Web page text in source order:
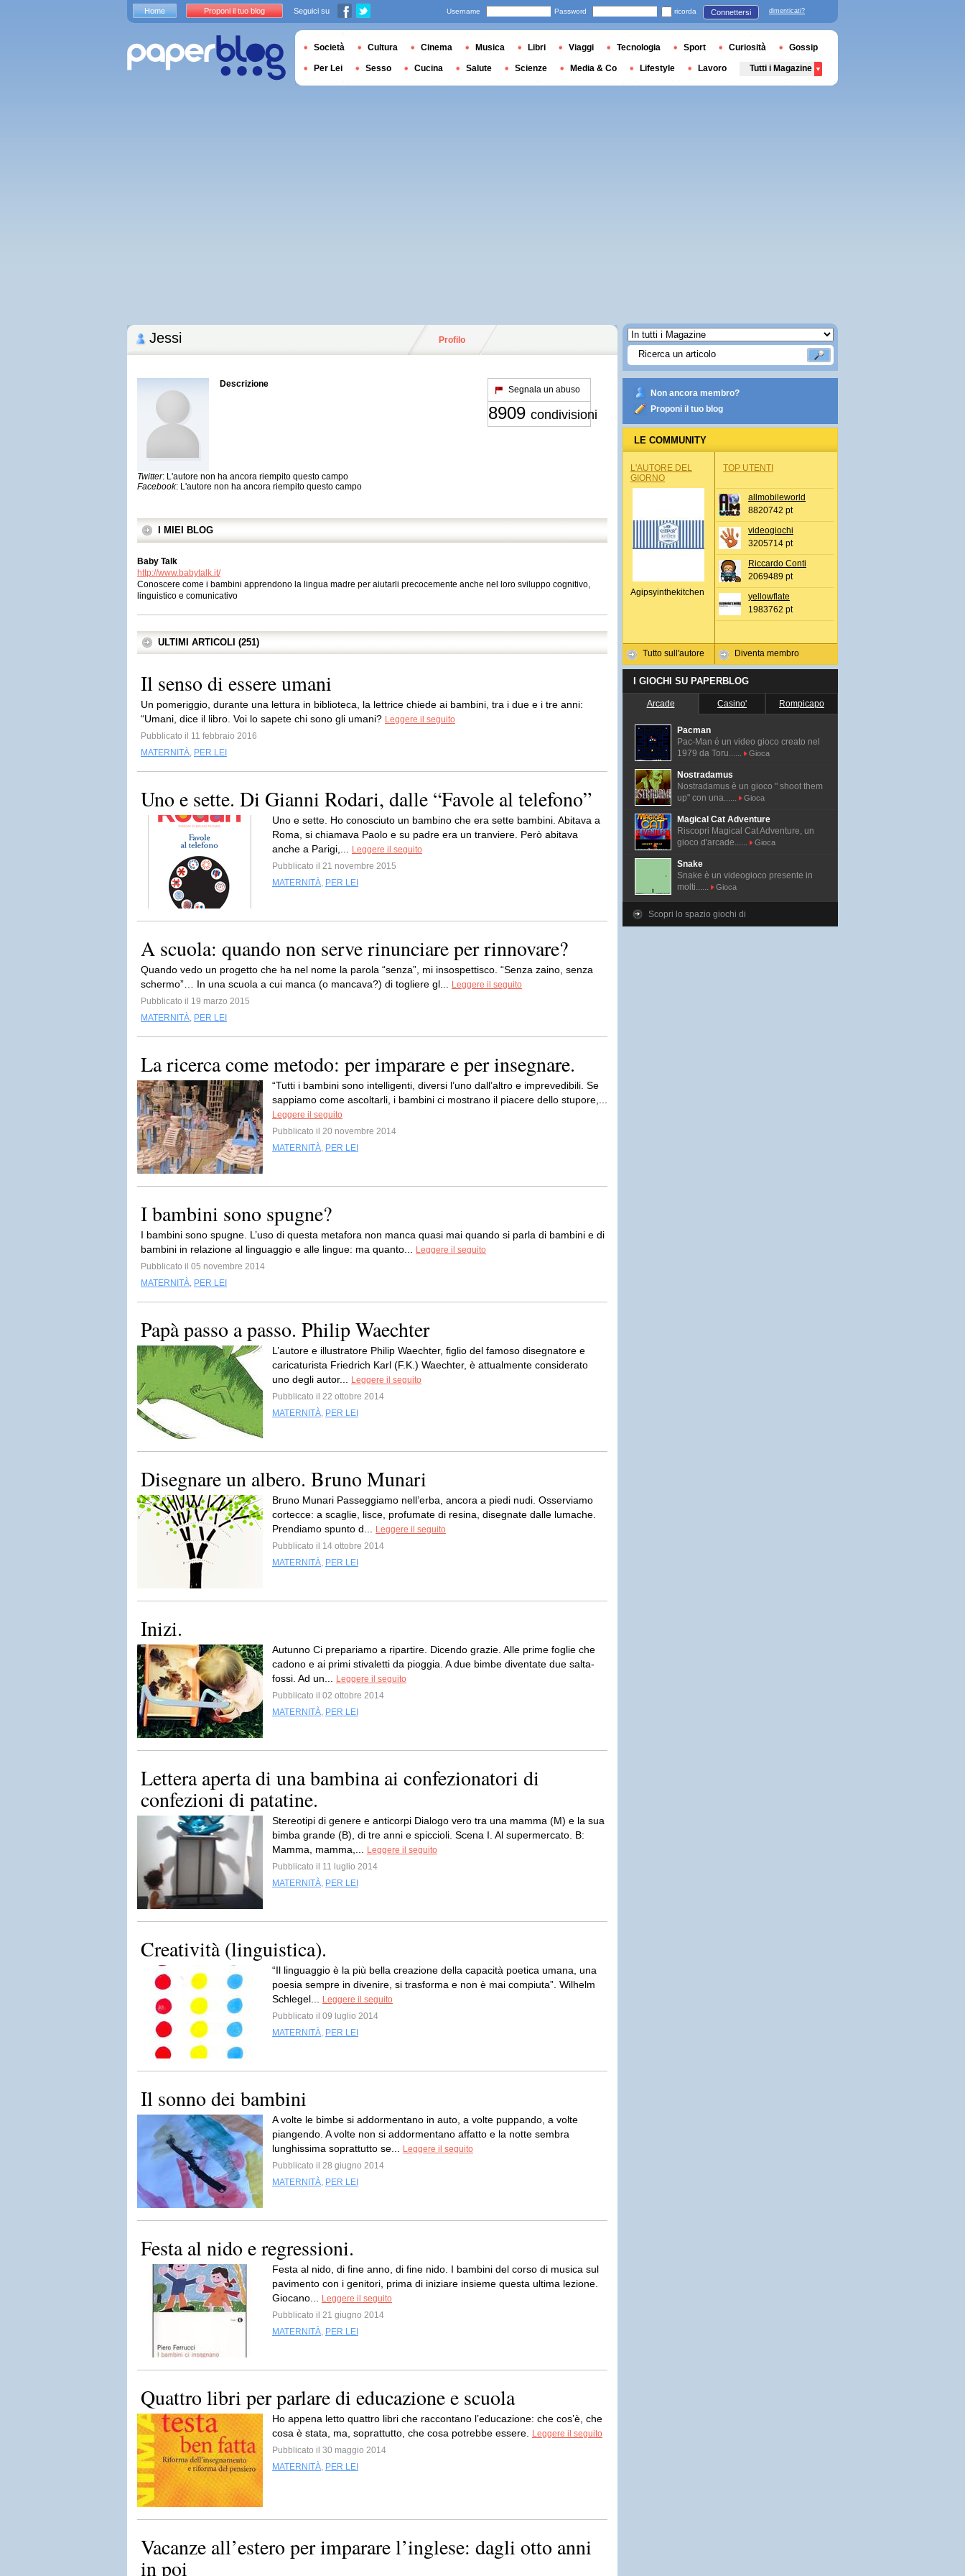
Jessi Profilo
Descrizione
Twitter: L'autore non ha ancora riempito questo campo
Facebook: L'autore non ha ancora riempito questo campo
Segnala un abuso
8909 condivisioni
I MIEI BLOG
Baby Talk
http://www.babytalk.it/
Conoscere come i bambini apprendono la lingua madre per aiutarli precocemente anche nel loro sviluppo cognitivo,
linguistico e comunicativo
ULTIMI ARTICOLI (251)
Il senso di essere umani
Un pomeriggio, durante una lettura in biblioteca, la lettrice chiede ai bambini, tra i due e i tre anni:
“Umani, dice il libro. Voi lo sapete chi sono gli umani? Leggere il seguito
Pubblicato il 11 febbraio 2016
MATERNITÀ, PER LEI
Uno e sette. Di Gianni Rodari, dalle “Favole al telefono”
Uno e sette. Ho conosciuto un bambino che era sette bambini. Abitava a
Roma, si chiamava Paolo e su padre era un tranviere. Però abitava
anche a Parigi,...
Leggere il seguito
Pubblicato il 21 novembre 2015
MATERNITÀ, PER LEI
A scuola: quando non serve rinunciare per rinnovare?
Quando vedo un progetto che ha nel nome la parola “senza”, mi insospettisco. “Senza zaino, senza
schermo”… In una scuola a cui manca (o mancava?) di togliere gl...
Leggere il seguito
Pubblicato il 19 marzo 2015
MATERNITÀ, PER LEI
La ricerca come metodo: per imparare e per insegnare.
“Tutti i bambini sono intelligenti, diversi l’uno dall’altro e imprevedibili. Se
sappiamo come ascoltarli, i bambini ci mostrano il piacere dello stupore,...
Leggere il seguito
Pubblicato il 20 novembre 2014
MATERNITÀ, PER LEI
I bambini sono spugne?
I bambini sono spugne. L’uso di questa metafora non manca quasi mai quando si parla di bambini e di
bambini in relazione al linguaggio e alle lingue: ma quanto...
Leggere il seguito
Pubblicato il 05 novembre 2014
MATERNITÀ, PER LEI
Papà passo a passo. Philip Waechter
L’autore e illustratore Philip Waechter, figlio del famoso disegnatore e
caricaturista Friedrich Karl (F.K.) Waechter, è attualmente considerato
uno degli autor...
Leggere il seguito
Pubblicato il 22 ottobre 2014
MATERNITÀ, PER LEI
Disegnare un albero. Bruno Munari
Bruno Munari Passeggiamo nell’erba, ancora a piedi nudi. Osserviamo
cortecce: a scaglie, lisce, profumate di resina, disegnate dalle lumache.
Prendiamo spunto d...
Leggere il seguito
Pubblicato il 14 ottobre 2014
MATERNITÀ, PER LEI
Inizi.
Autunno Ci prepariamo a ripartire. Dicendo grazie. Alle prime foglie che
cadono e ai primi stivaletti da pioggia. A due bimbe diventate due salta-
fossi. Ad un...
Leggere il seguito
Pubblicato il 02 ottobre 2014
MATERNITÀ, PER LEI
Lettera aperta di una bambina ai confezionatori di
confezioni di patatine.
Stereotipi di genere e anticorpi Dialogo vero tra una mamma (M) e la sua
bimba grande (B), di tre anni e spiccioli. Scena I. Al supermercato. B:
Mamma, mamma,...
Leggere il seguito
Pubblicato il 11 luglio 2014
MATERNITÀ, PER LEI
Creatività (linguistica).
“Il linguaggio è la più bella creazione della capacità poetica umana, una
poesia sempre in divenire, si trasforma e non è mai compiuta”. Wilhelm
Schlegel...
Leggere il seguito
Pubblicato il 09 luglio 2014
MATERNITÀ, PER LEI
Il sonno dei bambini
A volte le bimbe si addormentano in auto, a volte puppando, a volte
piangendo. A volte non si addormentano affatto e la notte sembra
lunghissima soprattutto se...
Leggere il seguito
Pubblicato il 28 giugno 2014
MATERNITÀ, PER LEI
Festa al nido e regressioni.
Festa al nido, di fine anno, di fine nido. I bambini del corso di musica sul
pavimento con i genitori, prima di iniziare insieme questa ultima lezione.
Giocano...
Leggere il seguito
Pubblicato il 21 giugno 2014
MATERNITÀ, PER LEI
Quattro libri per parlare di educazione e scuola
Ho appena letto quattro libri che raccontano l’educazione: che cos’è, che
cosa è stata, ma, soprattutto, che cosa potrebbe essere.
Leggere il seguito
Pubblicato il 30 maggio 2014
MATERNITÀ, PER LEI
Vacanze all’estero per imparare l’inglese: dagli otto anni
in poi
Non ancora membro?
Proponi il tuo blog
LE COMMUNITY
L'AUTORE DEL
GIORNO
Agipsyinthekitchen
Tutto sull'autore
TOP UTENTI
allmobileworld
8820742 pt
videogiochi
3205714 pt
Riccardo Conti
2069489 pt
yellowflate
1983762 pt
Diventa membro
I GIOCHI SU PAPERBLOG
Arcade Casino' Rompicapo
Pacman
Pac-Man é un video gioco creato nel
1979 da Toru......
Gioca
Nostradamus
Nostradamus è un gioco " shoot them
up" con una......
Gioca
Magical Cat Adventure
Riscopri Magical Cat Adventure, un
gioco d'arcade......
Gioca
Snake
Snake è un videogioco presente in
molti......
Gioca
Scopri lo spazio giochi di
Home Proponi il tuo blog Seguici su Username Password ricorda Connettersi dimenticati?
Società Cultura Cinema Musica Libri Viaggi Tecnologia Sport Curiosità Gossip
Per Lei Sesso Cucina Salute Scienze Media & Co Lifestyle Lavoro Tutti i Magazine